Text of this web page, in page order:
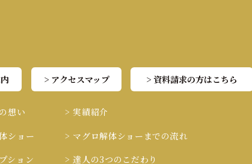
> アクセスマップ > 資料請求の方はこちら
想い
ショー
ション
> 実績紹介
> マグロ解体ショーまでの流れ
> 達人の3つのこだわり